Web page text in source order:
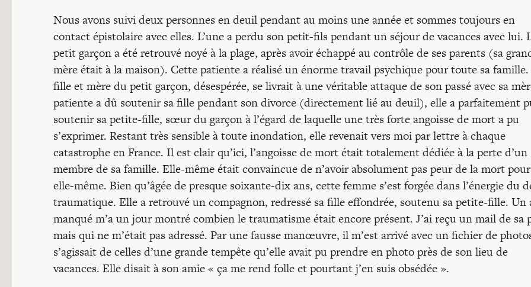
Nous avons suivi deux personnes en deuil pendant au moins une année et sommes toujours en
contact épistolaire avec elles. L’une a perdu son petit-fils pendant un séjour de vacances avec lui.
petit garçon a été retrouvé noyé à la plage, après avoir échappé au contrôle de ses parents (sa
mère était à la maison). Cette patiente a réalisé un énorme travail psychique pour toute sa famille.
fille et mère du petit garçon, désespérée, se livrait à une véritable attaque de son passé avec sa
patiente a dû soutenir sa fille pendant son divorce (directement lié au deuil), elle a parfaitement
soutenir sa petite-fille, sœur du garçon à l’égard de laquelle une très forte angoisse de mort a pu
s’exprimer. Restant très sensible à toute inondation, elle revenait vers moi par lettre à chaque
catastrophe en France. Il est clair qu’ici, l’angoisse de mort était totalement dédiée à la perte d’un
membre de sa famille. Elle-même était convaincue de n’avoir absolument pas peur de la mort pour
elle-même. Bien qu’âgée de presque soixante-dix ans, cette femme s’est forgée dans l’énergie du
traumatique. Elle a retrouvé un compagnon, redressé sa fille effondrée, soutenu sa petite-fille. Un
manqué m’a un jour montré combien le traumatisme était encore présent. J’ai reçu un mail de sa
mais qui ne m’était pas adressé. Par une fausse manœuvre, il m’est arrivé avec un fichier de
s’agissait de celles d’une grande tempête qu’elle avait pu prendre en photo près de son lieu de
vacances. Elle disait à son amie « ça me rend folle et pourtant j’en suis obsédée ».